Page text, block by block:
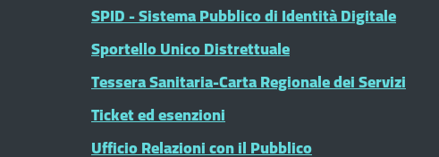
SPID - Sistema Pubblico di Identità Digitale
Sportello Unico Distrettuale
Tessera Sanitaria-Carta Regionale dei Servizi
Ticket ed esenzioni
Ufficio Relazioni con il Pubblico